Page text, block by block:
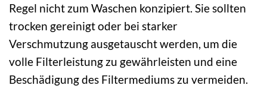
Regel nicht zum Waschen konzipiert. Sie sollten
trocken gereinigt oder bei starker
Verschmutzung ausgetauscht werden, um die
volle Filterleistung zu gewährleisten und eine
Beschädigung des Filtermediums zu vermeiden.